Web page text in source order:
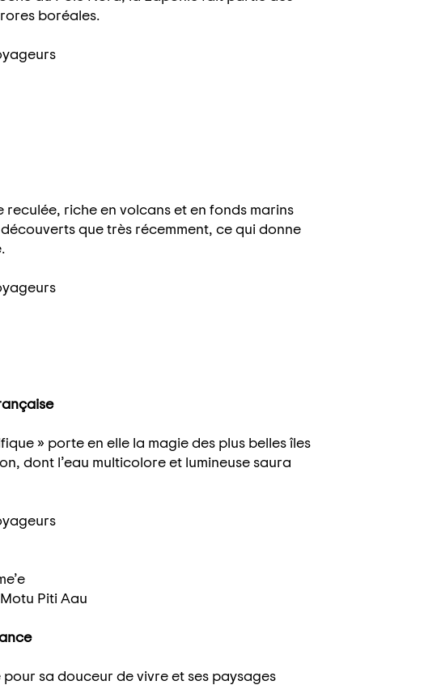
boréales.
riche en volcans et en fonds marins
que très récemment, ce qui donne
» porte en elle la magie des plus belles îles
dont l’eau multicolore et lumineuse saura
Piti Aau
sa douceur de vivre et ses paysages